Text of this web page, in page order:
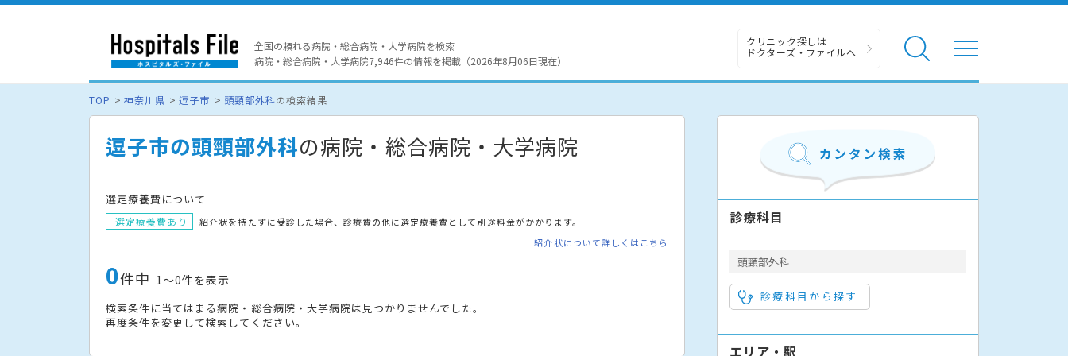
全国の頼れる病院・総合病院・大学病院を検索
病院・総合病院・大学病院7,946件の情報を掲載（2026年8月06日現在）
クリニック探しは
ドクターズ・ファイルへ
TOP 神奈川県 逗子市 頭頸部外科の検索結果
逗子市の頭頸部外科の病院・総合病院・大学病院
選定療養費について
選定療養費あり
紹介状を持たずに受診した場合、診療費の他に選定療養費として別途料金がかかります。
紹介状について詳しくはこちら
0件中 1〜0件を表示
検索条件に当てはまる病院・総合病院・大学病院は見つかりませんでした。
再度条件を変更して検索してください。
診療科目
頭頸部外科
診療科目から探す
エリア・駅